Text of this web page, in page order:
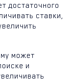
достаточного
ставки,
может
и